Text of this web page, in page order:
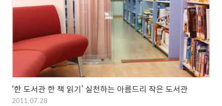
‘한 도서관 한 책 읽기’ 실천하는 아름드리 작은 도서관
2011.07.28